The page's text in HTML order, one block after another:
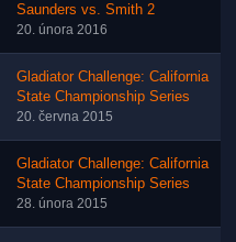
Saunders vs. Smith 2
20. února 2016
Gladiator Challenge: California
State Championship Series
20. června 2015
Gladiator Challenge: California
State Championship Series
28. února 2015